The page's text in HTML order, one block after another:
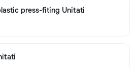
press-fiting Unitati